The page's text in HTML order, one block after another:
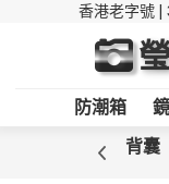
香港老字號 |
防潮箱
背囊